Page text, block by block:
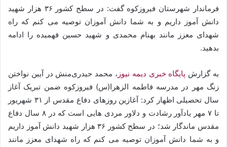
فرماندار شهرستان فیروزکوه گفت: در سطح کشور ۳۶ هزار شهید
دانش آموز داریم و به شما دانش آموزان توصیه می کنم که راه
شهدای معزز مانند بهنام محمدی و شهید حسین فهمیده را ادامه
بدهید.
به گزارش پایگاه خبری دیمه نیوز ، محمد حیدری‌منش در آیین نواختن
زنگ مهر در مدرسه فاطمه الزهرا(س) فیروزکوه ضمن تبریک آغاز
سال تحصیلی اظهار کرد: آغازین روزهای دفاع مقدس از ۳۱ شهریور
تا ۷ مهر یادآور رشادت و دلاور مردی هایی است که در ۸ سال دفاع
مقدس ماندگار شد؛ در سطح کشور ۳۶ هزار شهید دانش آموز داریم
و به شما دانش آموزان توصیه می کنم که راه شهدای معزز مانند